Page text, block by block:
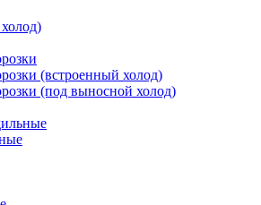
(встроенный холод)
(под выносной холод)